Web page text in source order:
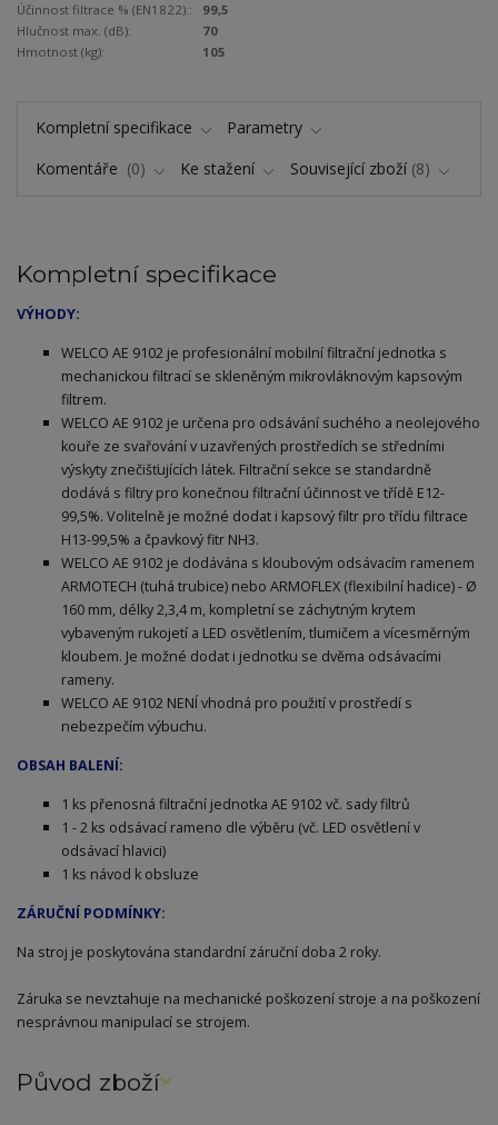
Účinnost filtrace % (EN1822)::
99,5
Hlučnost max. (dB):
70
Hmotnost (kg):
105
Kompletní specifikace
Parametry
Komentáře
0 Ke stažení Související zboží 8
Kompletní specifikace
VÝHODY:
WELCO AE 9102 je profesionální mobilní filtrační jednotka s
mechanickou filtrací se skleněným mikrovláknovým kapsovým
filtrem.
WELCO AE 9102 je určena pro odsávání suchého a neolejového
kouře ze svařování v uzavřených prostředích se středními
výskyty znečišťujících látek. Filtrační sekce se standardně
dodává s filtry pro konečnou filtrační účinnost ve třídě E12-
99,5%. Volitelně je možné dodat i kapsový filtr pro třídu filtrace
H13-99,5% a čpavkový fitr NH3.
WELCO AE 9102 je dodávána s kloubovým odsávacím ramenem
ARMOTECH (tuhá trubice) nebo ARMOFLEX (flexibilní hadice) - Ø
160 mm, délky 2,3,4 m, kompletní se záchytným krytem
vybaveným rukojetí a LED osvětlením, tlumičem a vícesměrným
kloubem. Je možné dodat i jednotku se dvěma odsávacími
rameny.
WELCO AE 9102 NENÍ vhodná pro použití v prostředí s
nebezpečím výbuchu.
OBSAH BALENÍ:
1 ks přenosná filtrační jednotka AE 9102 vč. sady filtrů
1 - 2 ks odsávací rameno dle výběru (vč. LED osvětlení v
odsávací hlavici)
1 ks návod k obsluze
ZÁRUČNÍ PODMÍNKY:
Na stroj je poskytována standardní záruční doba 2 roky.
Záruka se nevztahuje na mechanické poškození stroje a na poškození
nesprávnou manipulací se strojem.
Původ zboží